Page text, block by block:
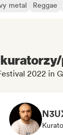
metal Reggae
2022 in